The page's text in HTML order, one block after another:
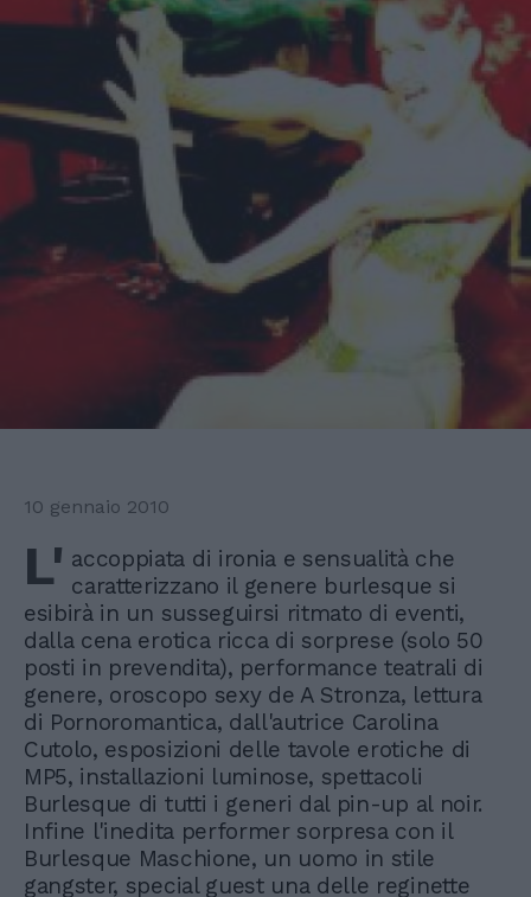
10 gennaio 2010
L' accoppiata di ironia e sensualità che
caratterizzano il genere burlesque si
esibirà in un susseguirsi ritmato di eventi,
dalla cena erotica ricca di sorprese (solo 50
posti in prevendita), performance teatrali di
genere, oroscopo sexy de A Stronza, lettura
di Pornoromantica, dall'autrice Carolina
Cutolo, esposizioni delle tavole erotiche di
MP5, installazioni luminose, spettacoli
Burlesque di tutti i generi dal pin-up al noir.
Infine l'inedita performer sorpresa con il
Burlesque Maschione, un uomo in stile
gangster, special guest una delle reginette